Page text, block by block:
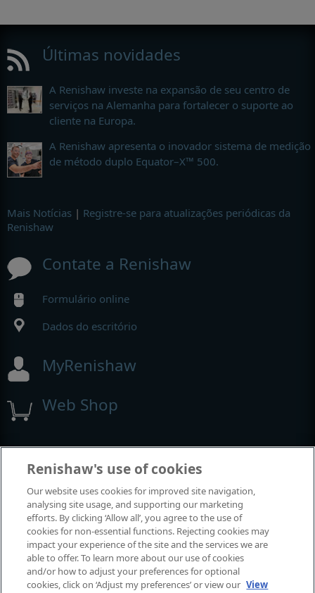
Últimas novidades
A Renishaw investe na expansão de seu centro de
serviços na Alemanha para fortalecer o suporte ao
cliente na Europa.
A Renishaw apresenta o inovador sistema de medição
de método duplo Equator–X™ 500.
Mais Notícias | Registre-se para atualizações periódicas da
Renishaw
Contate a Renishaw
Formulário online
Dados do escritório
MyRenishaw
Web Shop
Exposições e conferências
Eventos em que estamos participando
Renishaw's use of cookies
Our website uses cookies for improved site navigation,
analysing site usage, and supporting our marketing
efforts. By clicking ‘Allow all’, you agree to the use of
cookies for non-essential functions. Rejecting cookies may
impact your experience of the site and the services we are
able to offer. To learn more about our use of cookies
and/or how to adjust your preferences for optional
cookies, click on ‘Adjust my preferences’ or view our View